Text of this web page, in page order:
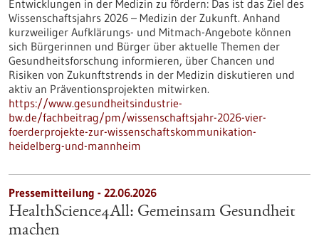
Entwicklungen in der Medizin zu fördern: Das ist das Ziel des
Wissenschaftsjahrs 2026 – Medizin der Zukunft. Anhand
kurzweiliger Aufklärungs- und Mitmach-Angebote können
sich Bürgerinnen und Bürger über aktuelle Themen der
Gesundheitsforschung informieren, über Chancen und
Risiken von Zukunftstrends in der Medizin diskutieren und
aktiv an Präventionsprojekten mitwirken.
https://www.gesundheitsindustrie-
bw.de/fachbeitrag/pm/wissenschaftsjahr-2026-vier-
foerderprojekte-zur-wissenschaftskommunikation-
heidelberg-und-mannheim
Pressemitteilung - 22.06.2026
HealthScience4All: Gemeinsam Gesundheit
machen